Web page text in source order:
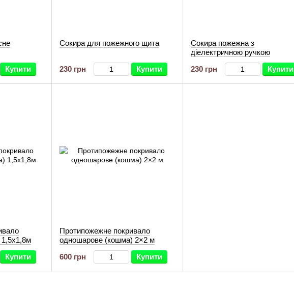
Купити
Сокира для пожежного щита
230 грн Купити
Сокира пожежна з
діелектричною ручкою
230 грн
Купити
Купити
Протипожежне покривало
одношарове (кошма) 2×2 м
600 грн
Купити